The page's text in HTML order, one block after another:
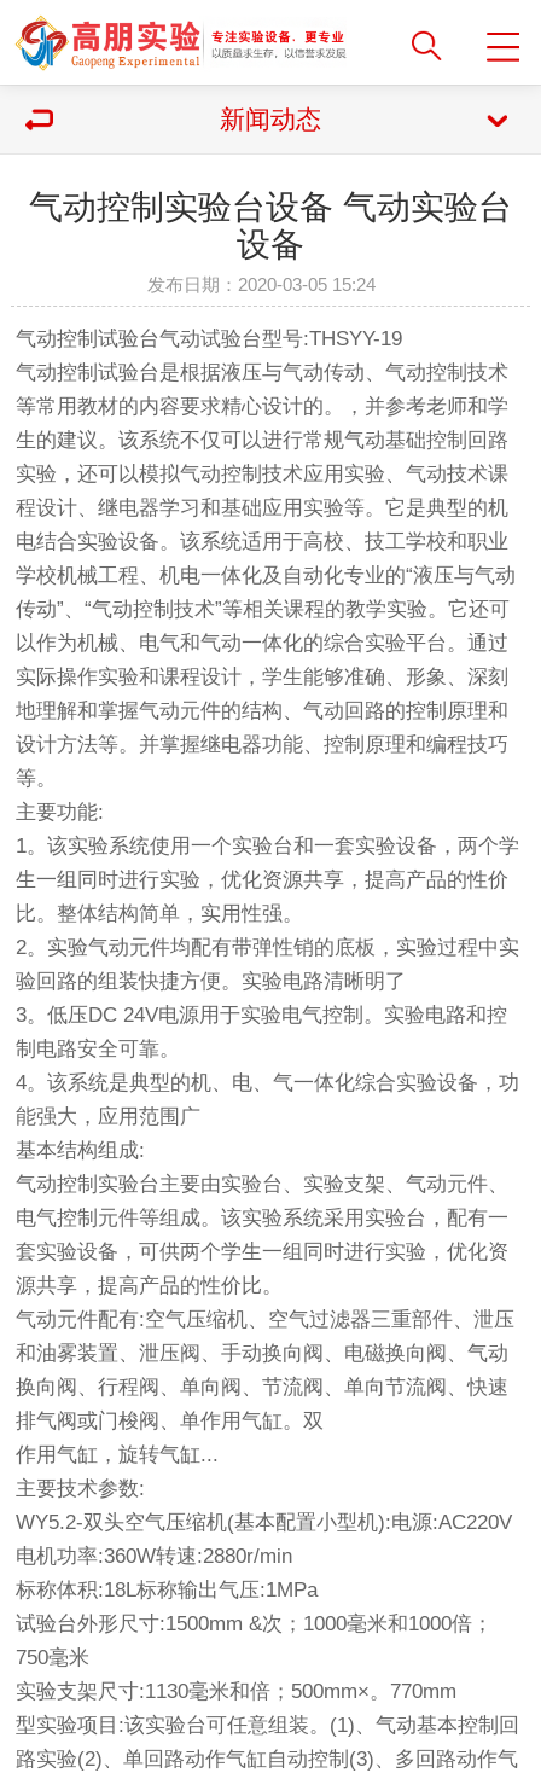
新闻动态
气动控制实验台设备 气动实验台
设备
发布日期：2020-03-05 15:24
气动控制试验台气动试验台型号:THSYY-19
气动控制试验台是根据液压与气动传动、气动控制技术
等常用教材的内容要求精心设计的。，并参考老师和学
生的建议。该系统不仅可以进行常规气动基础控制回路
实验，还可以模拟气动控制技术应用实验、气动技术课
程设计、继电器学习和基础应用实验等。它是典型的机
电结合实验设备。该系统适用于高校、技工学校和职业
学校机械工程、机电一体化及自动化专业的“液压与气动
传动”、“气动控制技术”等相关课程的教学实验。它还可
以作为机械、电气和气动一体化的综合实验平台。通过
实际操作实验和课程设计，学生能够准确、形象、深刻
地理解和掌握气动元件的结构、气动回路的控制原理和
设计方法等。并掌握继电器功能、控制原理和编程技巧
等。
主要功能:
1。该实验系统使用一个实验台和一套实验设备，两个学
生一组同时进行实验，优化资源共享，提高产品的性价
比。整体结构简单，实用性强。
2。实验气动元件均配有带弹性销的底板，实验过程中实
验回路的组装快捷方便。实验电路清晰明了
3。低压DC 24V电源用于实验电气控制。实验电路和控
制电路安全可靠。
4。该系统是典型的机、电、气一体化综合实验设备，功
能强大，应用范围广
基本结构组成:
气动控制实验台主要由实验台、实验支架、气动元件、
电气控制元件等组成。该实验系统采用实验台，配有一
套实验设备，可供两个学生一组同时进行实验，优化资
源共享，提高产品的性价比。
气动元件配有:空气压缩机、空气过滤器三重部件、泄压
和油雾装置、泄压阀、手动换向阀、电磁换向阀、气动
换向阀、行程阀、单向阀、节流阀、单向节流阀、快速
排气阀或门梭阀、单作用气缸。双
作用气缸，旋转气缸...
主要技术参数:
WY5.2-双头空气压缩机(基本配置小型机):电源:AC220V
电机功率:360W转速:2880r/min
标称体积:18L标称输出气压:1MPa
试验台外形尺寸:1500mm &次；1000毫米和1000倍；
750毫米
实验支架尺寸:1130毫米和倍；500mm×。770mm
型实验项目:该实验台可任意组装。(1)、气动基本控制回
路实验(2)、单回路动作气缸自动控制(3)、多回路动作气